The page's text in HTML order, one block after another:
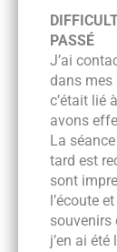
PASSÉ
J’ai
dans mes
c’était lié
avons
La
tard est
sont
l’écoute
souvenirs
j’en ai